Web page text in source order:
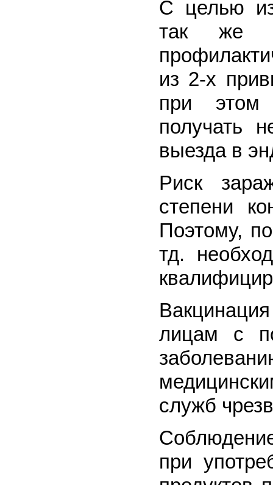
С целью
так же
из 2-х
при этом
получать
выезда в
Риск
степени
Поэтому,
тд.
лицам с
служб
при